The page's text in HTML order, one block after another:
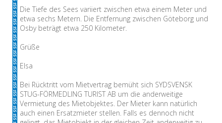
Die Tiefe des Sees variiert zwischen etwa einem Meter und
etwa sechs Metern. Die Entfernung zwischen Göteborg und
Osby beträgt etwa 250 Kilometer.
Grüße
Elsa
Bei Rücktritt vom Mietvertrag bemüht sich SYDSVENSK
STUG-FÖRMEDLING TURIST AB um die anderweitige
Vermietung des Mietobjektes. Der Mieter kann natürlich
auch einen Ersatzmieter stellen. Falls es dennoch nicht